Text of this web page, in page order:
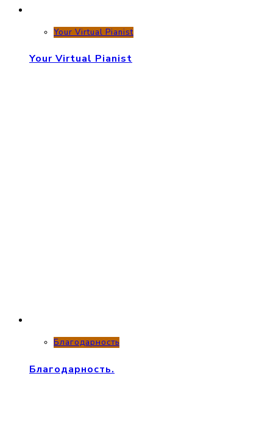
Your Virtual Pianist
Your Virtual Pianist
Благодарность
Благодарность.